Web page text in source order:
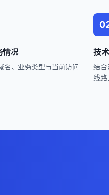
情况
名、业务类型与当前访问
技
结合
线路